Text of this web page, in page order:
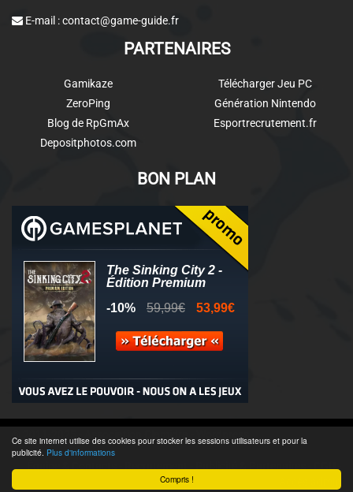
Compris !
Ce site internet utilise des cookies pour stocker les sessions utilisateurs et pour la
publicité. Plus d'informations
E-mail :contact@game-guide.fr
PARTENAIRES
Gamikaze
ZeroPing
Blog de RpGmAx
Depositphotos.com
Télécharger Jeu PC
Génération Nintendo
Esportrecrutement.fr
BON PLAN